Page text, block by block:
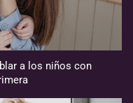
a los niños con